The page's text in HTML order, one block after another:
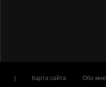
Карта сайта Обо мне